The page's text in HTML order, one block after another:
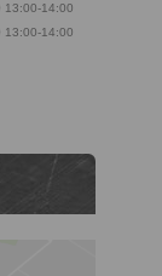
13:00-14:00
13:00-14:00